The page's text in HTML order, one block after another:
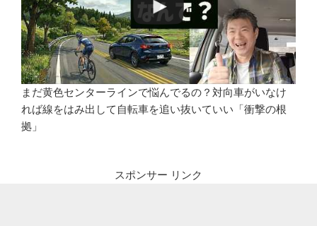
まだ黄色センターラインで悩んでるの？対向車がいなけ
れば線をはみ出して自転車を追い抜いていい「衝撃の根
拠」
スポンサー リンク